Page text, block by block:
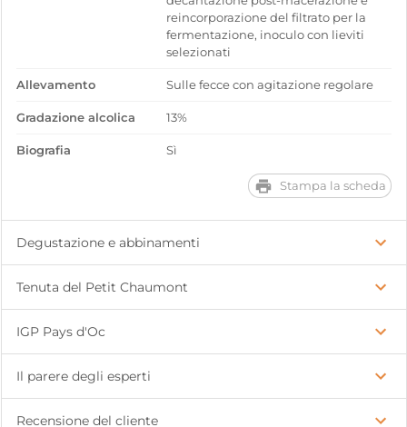
reincorporazione del filtrato per la
fermentazione, inoculo con lieviti
selezionati
Allevamento Sulle fecce con agitazione regolare
Gradazione alcolica 13%
Biografia Sì
Stampa la scheda
Degustazione e abbinamenti
Tenuta del Petit Chaumont
IGP Pays d'Oc
Il parere degli esperti
Recensione del cliente